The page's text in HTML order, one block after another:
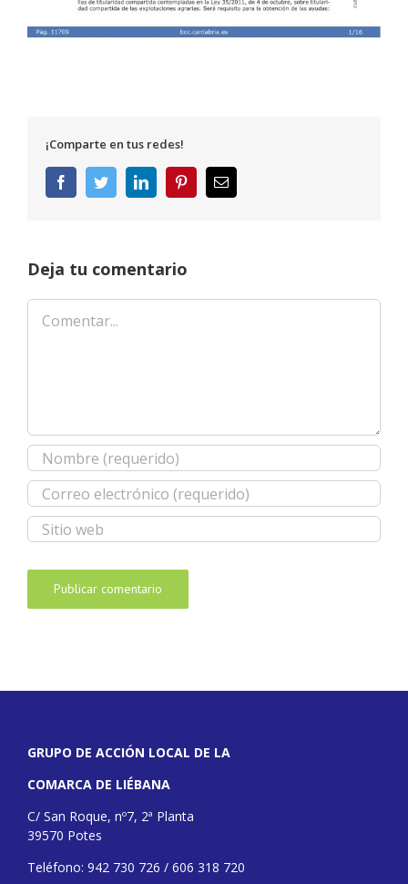
¡Comparte en tus redes!
FacebookTwitterLinkedInPinterestCorreo
electrónico
Deja tu comentario
Comentar
GRUPO DE ACCIÓN LOCAL DE LA
COMARCA DE LIÉBANA
C/ San Roque, nº7, 2ª Planta
39570 Potes
Teléfono: 942 730 726 / 606 318 720